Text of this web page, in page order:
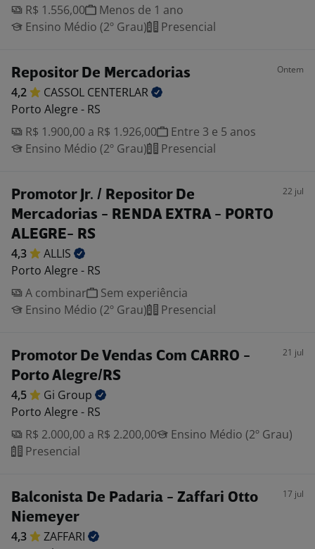
R$ 1.556,00
Menos de 1 ano
Ensino Médio (2º Grau)
Presencial
Repositor De Mercadorias Ontem
4,2 CASSOL CENTERLAR
Porto Alegre - RS
R$ 1.900,00 a R$ 1.926,00
Entre 3 e 5 anos
Ensino Médio (2º Grau)
Presencial
Promotor Jr. / Repositor De
Mercadorias - RENDA EXTRA - PORTO
ALEGRE- RS
22 jul
4,3
ALLIS
Porto Alegre - RS
A combinar
Sem experiência
Ensino Médio (2º Grau)
Presencial
Promotor De Vendas Com CARRO -
Porto Alegre/RS
21 jul
4,5 Gi Group
Porto Alegre - RS
R$ 2.000,00 a R$ 2.200,00
Ensino Médio (2º Grau)
Presencial
Balconista De Padaria - Zaffari Otto
Niemeyer
17 jul
4,3
ZAFFARI